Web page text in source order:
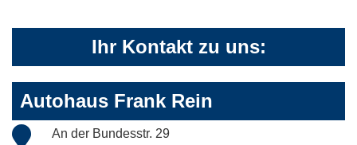
Ihr Kontakt zu uns:
Autohaus Frank Rein
An der Bundesstr. 29